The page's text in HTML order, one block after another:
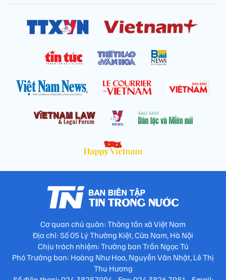
Cơ quan chủ quản: Thông tấn xã Việt Nam
Địa chỉ: Số 05 Lý Thường Kiệt, Cửa Nam, Hà Nội
Chịu trách nhiệm: Trưởng ban Trần Ngọc Tú
Phó Trưởng ban: Hoàng Như Hoa, Nguyễn Văn Nhật, Lê Thị
Thu Hương